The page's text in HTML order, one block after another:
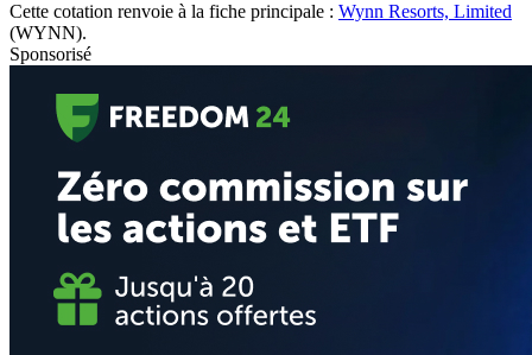
Cette cotation renvoie à la fiche principale : Wynn Resorts, Limited
(WYNN).
Sponsorisé